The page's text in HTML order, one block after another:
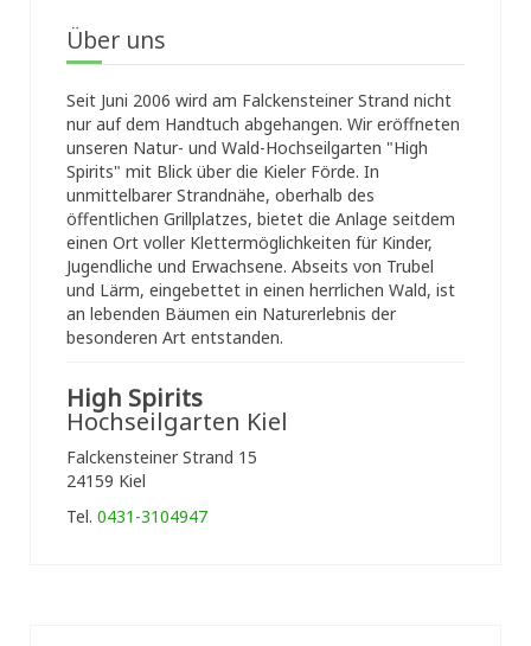
Über uns
Seit Juni 2006 wird am Falckensteiner Strand nicht
nur auf dem Handtuch abgehangen. Wir eröffneten
unseren Natur- und Wald-Hochseilgarten "High
Spirits" mit Blick über die Kieler Förde. In
unmittelbarer Strandnähe, oberhalb des
öffentlichen Grillplatzes, bietet die Anlage seitdem
einen Ort voller Klettermöglichkeiten für Kinder,
Jugendliche und Erwachsene. Abseits von Trubel
und Lärm, eingebettet in einen herrlichen Wald, ist
an lebenden Bäumen ein Naturerlebnis der
besonderen Art entstanden.
High Spirits
Hochseilgarten Kiel
Falckensteiner Strand 15
24159 Kiel
Tel. 0431-3104947